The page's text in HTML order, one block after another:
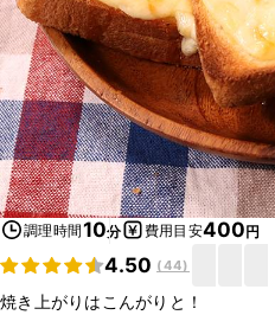
調理時間10分 費用目安400円
4.50 (44)
焼き上がりはこんがりと！